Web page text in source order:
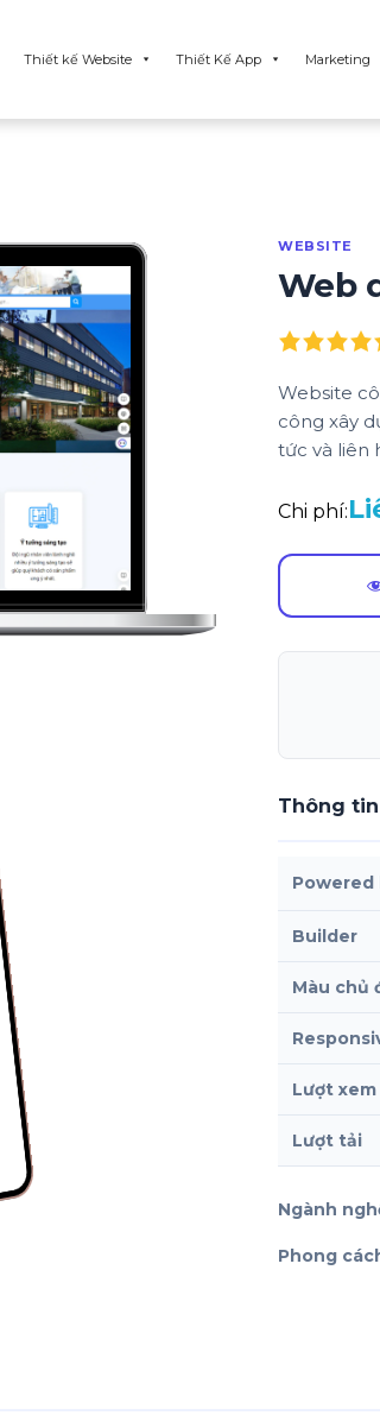
Thiết kế Website Thiết Kế App Marketing
WEBSITE
Web
Website
công xây
tức và liên
Chi phí:
Thông
Powered
Builder
Màu chủ
Lượt xem
Lượt tải
Ngành
Phong